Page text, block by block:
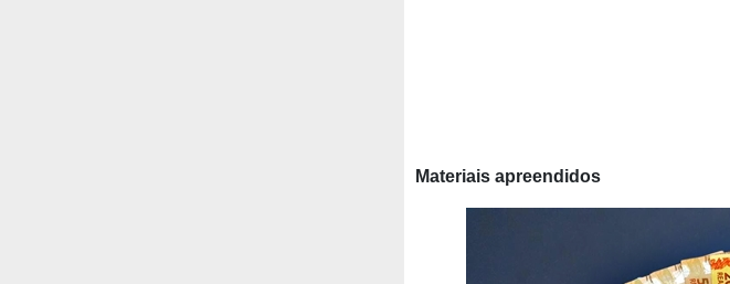
Materiais apreendidos